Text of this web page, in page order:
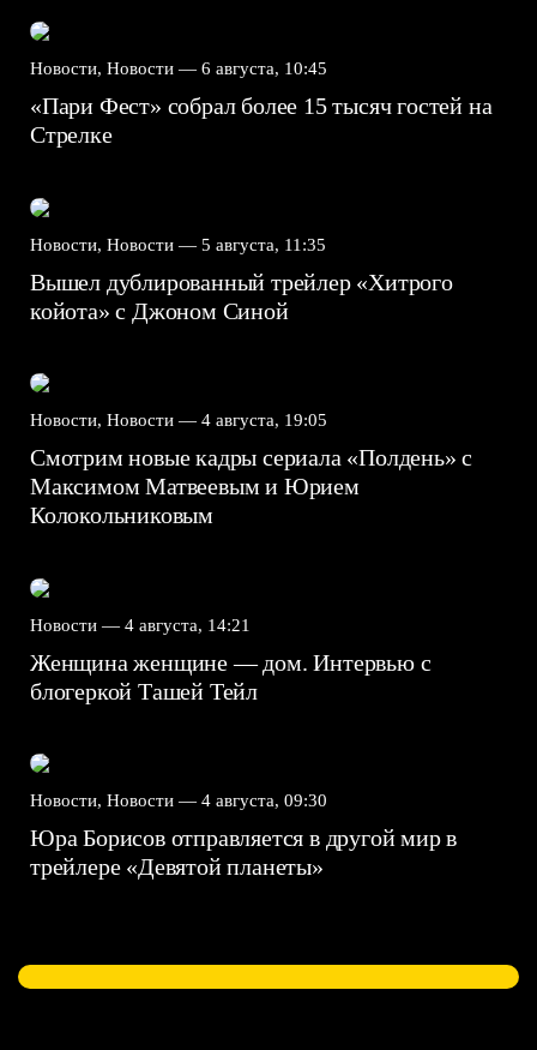
Новости, Новости — 6 августа, 10:45
«Пари Фест» собрал более 15 тысяч гостей на
Стрелке
Новости, Новости — 5 августа, 11:35
Вышел дублированный трейлер «Хитрого
койота» с Джоном Синой
Новости, Новости — 4 августа, 19:05
Смотрим новые кадры сериала «Полдень» с
Максимом Матвеевым и Юрием
Колокольниковым
Новости — 4 августа, 14:21
Женщина женщине — дом. Интервью с
блогеркой Ташей Тейл
Новости, Новости — 4 августа, 09:30
Юра Борисов отправляется в другой мир в
трейлере «Девятой планеты»